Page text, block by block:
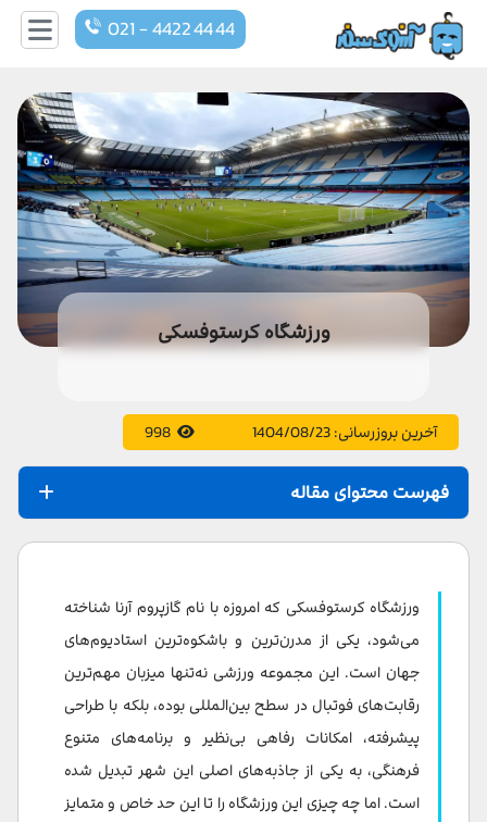
021 - 4422 44 44
ورزشگاه کرستوفسکی
آخرین بروزرسانی:1404/08/23
فهرست محتوای مقاله
معرفی ورزشگاه کرستوفسکی سن پترزبورگ
تهیه بلیط ورزشگاه کرستوفسکی
معرفی تورهای ورزشگاه کرستوفسکی
تور کلاسیک گازپروم آرنا | Gazprom Arena classic tour
تور مسابقه گازپروم آرنا | Match Tour of the Gazprom
Arena
ورزشگاه کرستوفسکی که امروزه با نام گازپروم آرنا شناخته
می‌شود، یکی از مدرن‌ترین و باشکوه‌ترین استادیوم‌های
جهان است. این مجموعه ورزشی نه‌تنها میزبان مهم‌ترین
رقابت‌های فوتبال در سطح بین‌المللی بوده، بلکه با طراحی
پیشرفته، امکانات رفاهی بی‌نظیر و برنامه‌های متنوع
فرهنگی، به یکی از جاذبه‌های اصلی این شهر تبدیل شده
است. اما چه چیزی این ورزشگاه را تا این حد خاص و متمایز